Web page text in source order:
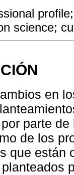
science;
en
parte
de los
que están